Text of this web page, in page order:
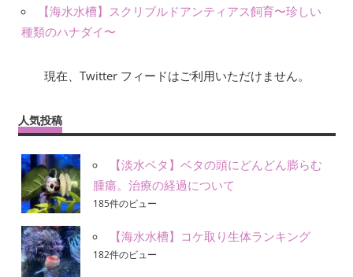
【海水水槽】スクリブルドアンティアス飼育〜珍しい
種類のハナダイ〜
現在、Twitter フィードはご利用いただけません。
人気投稿
【淡水ベタ】ベタの頭にどんどん膨らむ
腫瘍。治療の経過について
185件のビュー
【海水水槽】コケ取り生体ランキング
182件のビュー